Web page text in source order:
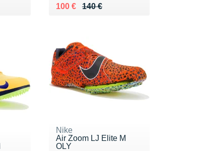
140 €
Au lieu de 140 €
100 €
Vendu 100 €
Nike
Air Zoom LJ Elite M
OLY